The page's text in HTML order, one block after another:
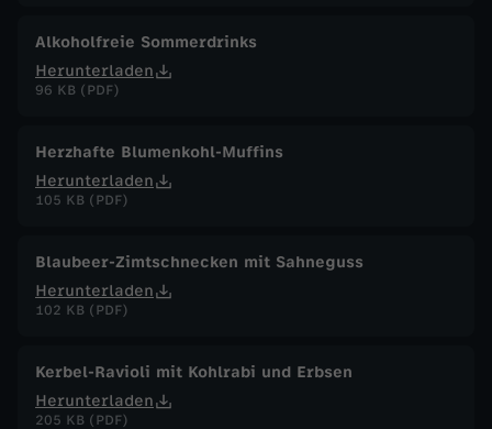
Alkoholfreie Sommerdrinks
Herunterladen
96 KB (PDF)
Herzhafte Blumenkohl-Muffins
Herunterladen
105 KB (PDF)
Blaubeer-Zimtschnecken mit Sahneguss
Herunterladen
102 KB (PDF)
Kerbel-Ravioli mit Kohlrabi und Erbsen
Herunterladen
205 KB (PDF)